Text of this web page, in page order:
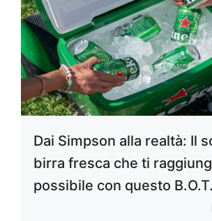
Dai Simpson alla realtà: Il
birra fresca che ti
possibile con questo B.O.T.